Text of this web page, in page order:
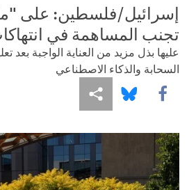
إسرائيل/فلسطين: على
تجنب المساهمة في
عليها بذل مزيد من العناية الواجبة
السحابة والذكاء الاصطناعي
Share this via Facebook
Share this via Bluesky
Share this via مشاركة